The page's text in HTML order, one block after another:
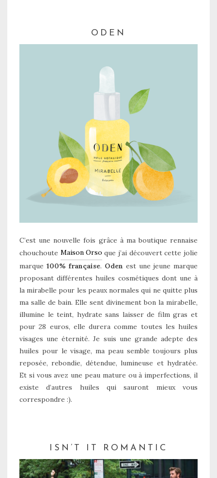
ODEN
C’est une nouvelle fois grâce à ma boutique rennaise
chouchoute Maison Orso que j’ai découvert cette jolie
marque 100% française. Oden est une jeune marque
proposant différentes huiles cosmétiques dont une à
la mirabelle pour les peaux normales qui ne quitte plus
ma salle de bain. Elle sent divinement bon la mirabelle,
illumine le teint, hydrate sans laisser de film gras et
pour 28 euros, elle durera comme toutes les huiles
visages une éternité. Je suis une grande adepte des
huiles pour le visage, ma peau semble toujours plus
reposée, rebondie, détendue, lumineuse et hydratée.
Et si vous avez une peau mature ou à imperfections, il
existe d’autres huiles qui sauront mieux vous
correspondre :).
ISN’T IT ROMANTIC